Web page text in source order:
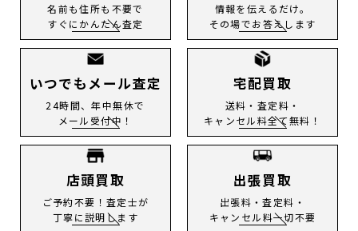
名前も住所も不要で
すぐにかんたん査定
情報を伝えるだけ。
その場でお答えします
いつでもメール査定
24時間、年中無休で
メール受付中！
宅配買取
送料・査定料・
キャンセル料全て無料！
店頭買取
ご予約不要！査定士が
丁寧に説明します
出張買取
出張料・査定料・
キャンセル料一切不要